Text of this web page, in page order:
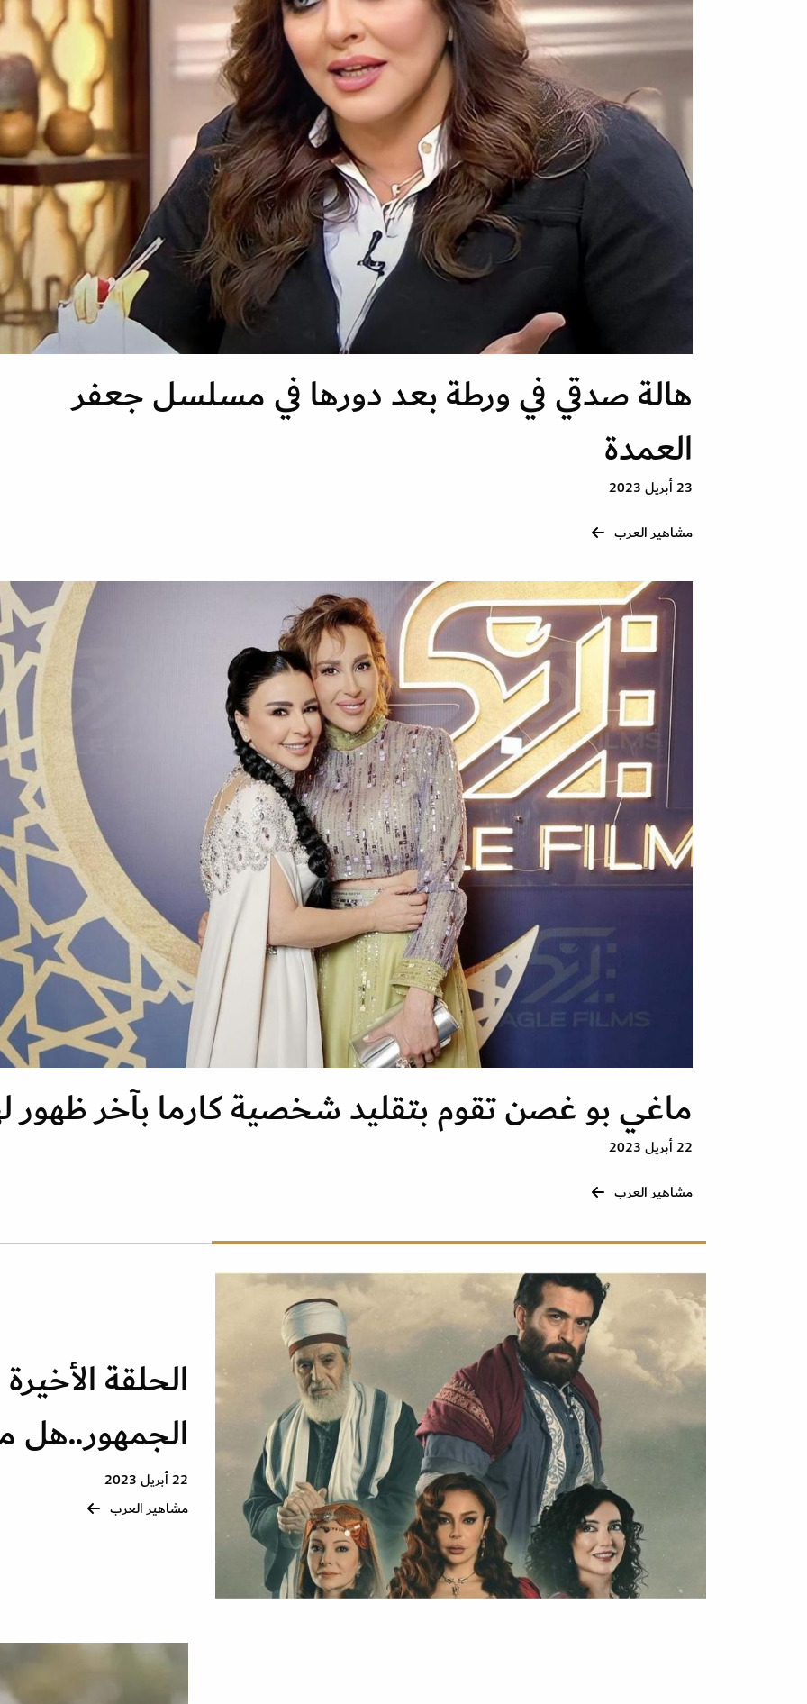
هالة صدقي في ورطة بعد دورها في مسلسل جعفر
العمدة
23 أبريل 2023
مشاهير العرب
ماغي بو غصن تقوم بتقليد شخصية كارما بآخر ظهور
22 أبريل 2023
مشاهير العرب
الحلقة
الجمهور..هل
22 أبريل 2023
مشاهير العرب